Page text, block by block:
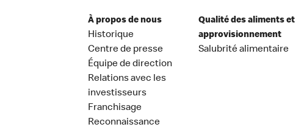
À propos de nous
Historique
Centre de presse
Équipe de direction
Relations avec les
investisseurs
Franchisage
Reconnaissance
Qualité des aliments et
approvisionnement
Salubrité alimentaire